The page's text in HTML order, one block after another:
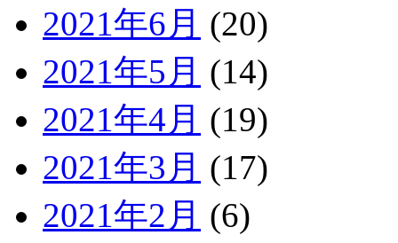
2021年6月 (20)
2021年5月 (14)
2021年4月 (19)
2021年3月 (17)
2021年2月 (6)